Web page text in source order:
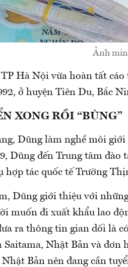
Ảnh
Hà Nội vừa hoàn tất
ở huyện Tiên Du, Bắc
XONG RỒI “BÙNG”
Dũng làm nghề môi
Dũng đến Trung tâm đào
hợp tác quốc tế Trường
Dũng giới thiệu với
muốn đi xuất khẩu lao
ra thông tin gian dối là
Nhật Bản và đơn
Bản nên đang cần